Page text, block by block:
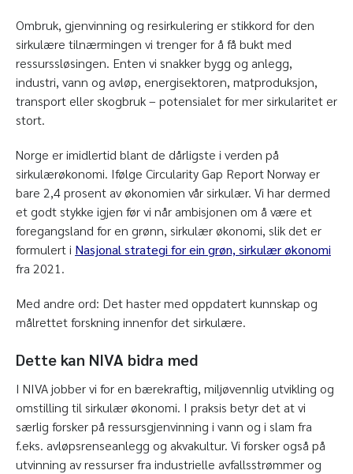
Ombruk, gjenvinning og resirkulering er stikkord for den
sirkulære tilnærmingen vi trenger for å få bukt med
ressurssløsingen. Enten vi snakker bygg og anlegg,
industri, vann og avløp, energisektoren, matproduksjon,
transport eller skogbruk – potensialet for mer sirkularitet er
stort.
Norge er imidlertid blant de dårligste i verden på
sirkulærøkonomi. Ifølge Circularity Gap Report Norway er
bare 2,4 prosent av økonomien vår sirkulær. Vi har dermed
et godt stykke igjen før vi når ambisjonen om å være et
foregangsland for en grønn, sirkulær økonomi, slik det er
formulert i Nasjonal strategi for ein grøn, sirkulær økonomi
fra 2021.
Med andre ord: Det haster med oppdatert kunnskap og
målrettet forskning innenfor det sirkulære.
Dette kan NIVA bidra med
I NIVA jobber vi for en bærekraftig, miljøvennlig utvikling og
omstilling til sirkulær økonomi. I praksis betyr det at vi
særlig forsker på ressursgjenvinning i vann og i slam fra
f.eks. avløpsrenseanlegg og akvakultur. Vi forsker også på
utvinning av ressurser fra industrielle avfallsstrømmer og